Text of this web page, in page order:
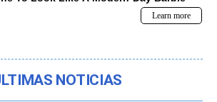
NOTICIAS